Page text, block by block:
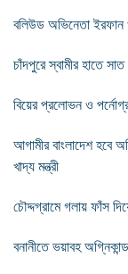
বলিউড অভিনেতা
চাঁদপুরে স্বামীর হাতে
বিয়ের প্রলোভন ও
আগামীর বাংলাদেশ হবে
খাদ্য মন্ত্রী
চৌদ্দগ্রামে গলায় ফাঁস
বনানীতে ভয়াবহ